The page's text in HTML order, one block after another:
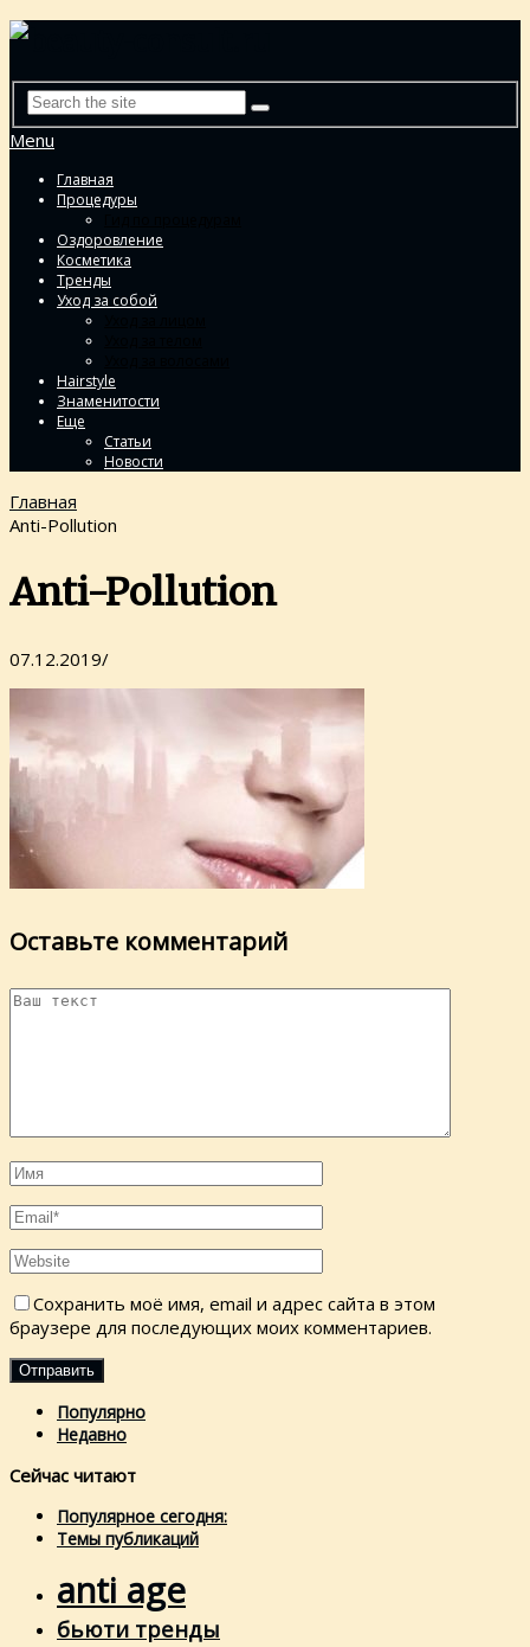
Menu
Главная
Процедуры
Оздоровление
Косметика
Тренды
Уход за собой
Hairstyle
Знаменитости
Еще
Статьи
Новости
Главная
Anti-Pollution
Anti-Pollution
07.12.2019/
Оставьте комментарий
Сохранить моё имя, email и адрес сайта в этом
браузере для последующих моих комментариев.
Популярно
Недавно
Сейчас читают
Популярное сегодня:
Темы публикаций
anti age
бьюти тренды